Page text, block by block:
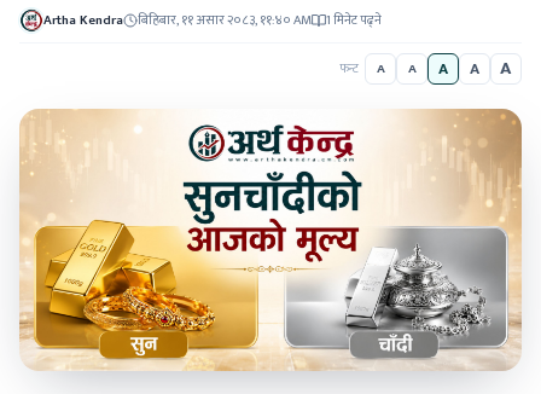
Artha Kendra बिहिबार, ११ असार २०८३, ११:४० AM 1 मिनेट पढ्ने
फन्ट A A A A A